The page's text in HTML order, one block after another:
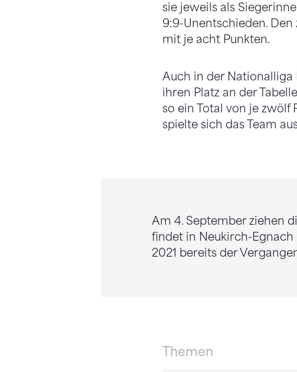
sie jeweils als
9:9-Unentschieden. Den
mit je acht Punkten.
Auch in der Nationalliga
ihren Platz an der
so ein Total von je zwölf
spielte sich das Team
Am 4. September ziehen
findet in Neukirch-
2021 bereits der
Themen